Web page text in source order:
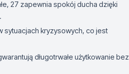
27 zapewnia spokój ducha dzięki
sytuacjach kryzysowych, co jest
długotrwałe użytkowanie bez